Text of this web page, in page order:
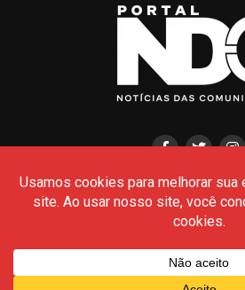
HOME POLÍCIA
CULTURA
Todos os Direitos Reservados- ©